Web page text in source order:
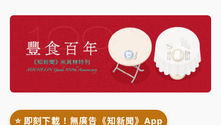
⭐️ 即刻下載！無廣告《知新聞》App